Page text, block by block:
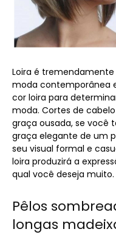
Loira é
moda contemporânea
cor loira para
moda. Cortes de
graça ousada, se você
graça elegante de um
seu visual formal e
loira produzirá a
qual você deseja muito.
Pêlos
longas